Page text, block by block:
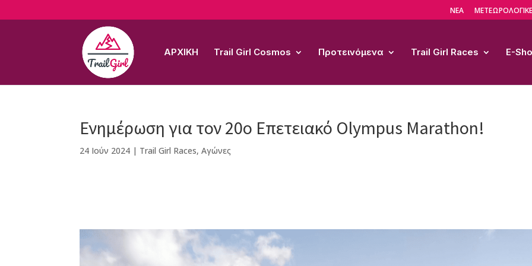
ΝΕΑ
ΑΡΧΙΚΗ Trail Girl Cosmos Προτεινόμενα Trail Girl Races E-
Ενημέρωση για τον 20ο Επετειακό Olympus Marathon!
24 Ιούν 2024 | Trail Girl Races,Αγώνες
a
c
e b m
ai
w
it
n
te